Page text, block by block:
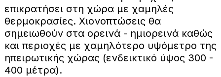
επικρατήσει στη χώρα με χαμηλές
θερμοκρασίες. Χιονοπτώσεις θα
σημειωθούν στα ορεινά - ημιορεινά καθώς
και περιοχές με χαμηλότερο υψόμετρο της
ηπειρωτικής χώρας (ενδεικτικό ύψος 300 -
400 μέτρα).